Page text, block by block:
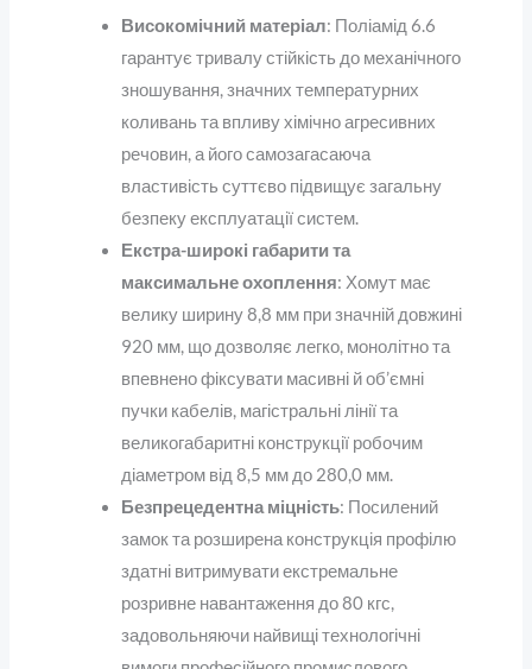
Високомічний матеріал: Поліамід 6.6
гарантує тривалу стійкість до механічного
зношування, значних температурних
коливань та впливу хімічно агресивних
речовин, а його самозагасаюча
властивість суттєво підвищує загальну
безпеку експлуатації систем.
Екстра-широкі габарити та
максимальне охоплення: Хомут має
велику ширину 8,8 мм при значній довжині
920 мм, що дозволяє легко, монолітно та
впевнено фіксувати масивні й об’ємні
пучки кабелів, магістральні лінії та
великогабаритні конструкції робочим
діаметром від 8,5 мм до 280,0 мм.
Безпрецедентна міцність: Посилений
замок та розширена конструкція профілю
здатні витримувати екстремальне
розривне навантаження до 80 кгс,
задовольняючи найвищі технологічні